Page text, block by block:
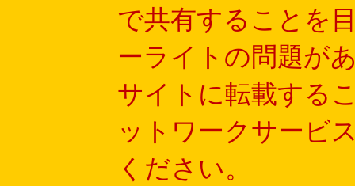
で共有することを
ーライトの問題が
サイトに転載する
ットワークサービ
ください。